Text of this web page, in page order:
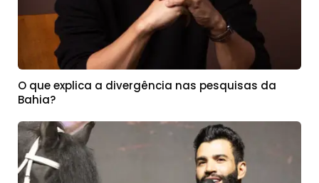
O que explica a divergência nas pesquisas da
Bahia?